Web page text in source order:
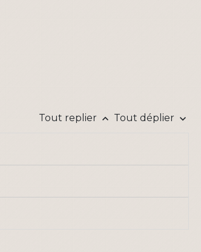
Tout replier keyboard_arrow_up Tout déplier keyboard_arrow_down